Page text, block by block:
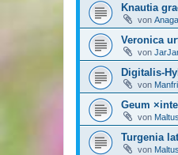
Knautia
von
Veronica
von
Digitalis-
von
Geum
von Maltus
Turgenia
von Maltus